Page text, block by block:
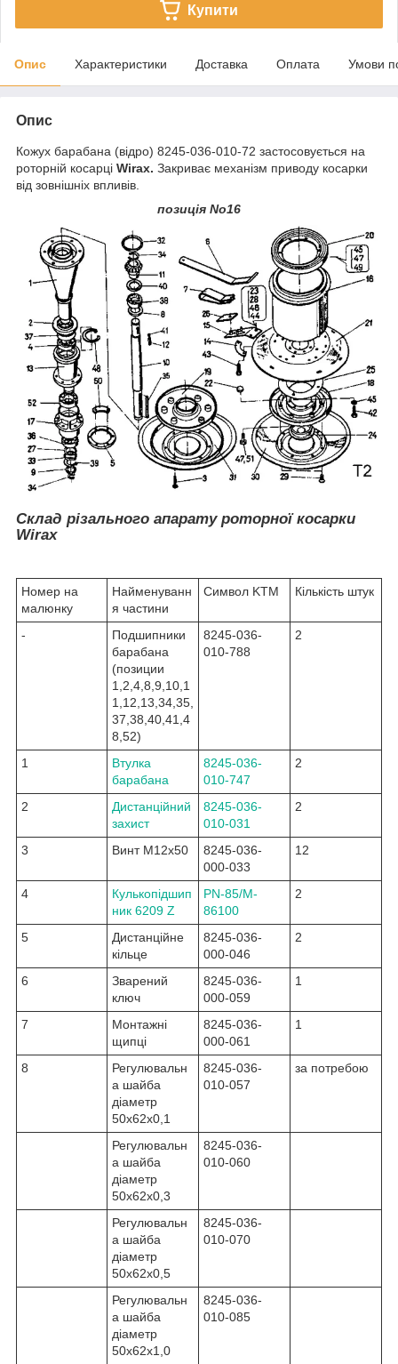
Купити
Опис Характеристики Доставка Оплата Умови
Опис
Кожух барабана (відро) 8245-036-010-72 застосовується на
роторній косарці Wirax. Закриває механізм приводу косарки
від зовнішніх впливів.
позиція No16
Склад різального апарату роторної косарки
Wirax
Номер на
малюнку
Найменуванн
я частини
Символ KTM Кількість штук
-
Подшипники
барабана
(позиции
1,2,4,8,9,10,1
1,12,13,34,35,
37,38,40,41,4
8,52)
8245-036-
010-788
2
1
Втулка
барабана
8245-036-
010-747
2
2
Дистанційний
захист
8245-036-
010-031
2
3 Винт M12x50
8245-036-
000-033
12
4
Кулькопідшип
ник 6209 Z
PN-85/M-
86100
2
5
Дистанційне
кільце
8245-036-
000-046
2
6
Зварений
ключ
8245-036-
000-059
1
7
Монтажні
щипці
8245-036-
000-061
1
8
Регулювальн
а шайба
діаметр
50x62x0,1
8245-036-
010-057
за потребою
Регулювальн
а шайба
діаметр
50x62x0,3
8245-036-
010-060
Регулювальн
а шайба
діаметр
50x62x0,5
8245-036-
010-070
Регулювальн
а шайба
діаметр
50x62x1,0
8245-036-
010-085